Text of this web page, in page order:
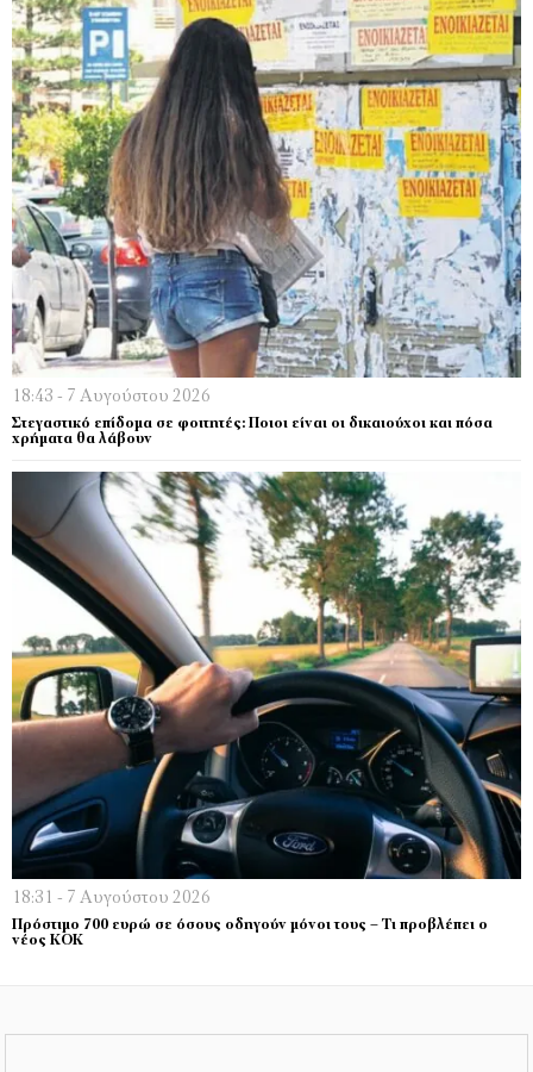
18:43 - 7 Αυγούστου 2026
Στεγαστικό επίδομα σε φοιτητές: Ποιοι είναι οι δικαιούχοι και πόσα
χρήματα θα λάβουν
18:31 - 7 Αυγούστου 2026
Πρόστιμο 700 ευρώ σε όσους οδηγούν μόνοι τους – Τι προβλέπει ο
νέος ΚΟΚ